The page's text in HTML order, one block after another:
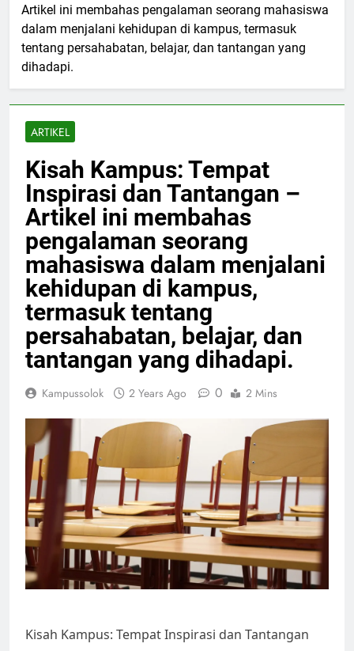
Artikel ini membahas pengalaman seorang mahasiswa
dalam menjalani kehidupan di kampus, termasuk
tentang persahabatan, belajar, dan tantangan yang
dihadapi.
ARTIKEL
Kisah Kampus: Tempat
Inspirasi dan Tantangan –
Artikel ini membahas
pengalaman seorang
mahasiswa dalam menjalani
kehidupan di kampus,
termasuk tentang
persahabatan, belajar, dan
tantangan yang dihadapi.
Kampussolok 2 Years Ago 0 2 Mins
Kisah Kampus: Tempat Inspirasi dan Tantangan